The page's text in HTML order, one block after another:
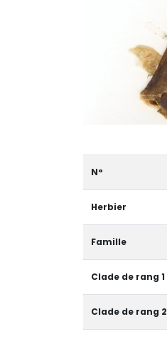
N°
Herbier
Famille
Clade de rang 1
Clade de rang 2